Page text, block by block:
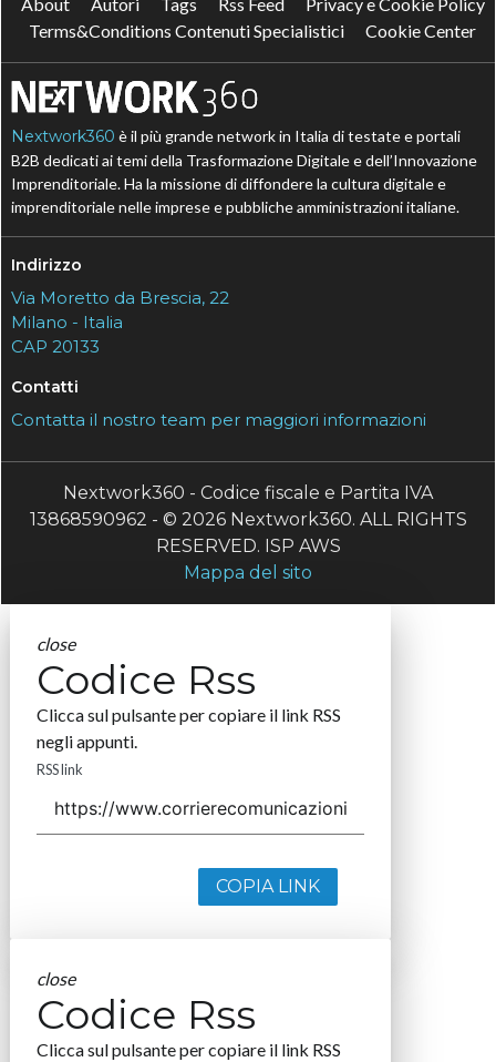
Terms&Conditions Contenuti Specialistici
Cookie Center
Nextwork360 è il più grande network in Italia di testate e portali
B2B dedicati ai temi della Trasformazione Digitale e dell’Innovazione
Imprenditoriale. Ha la missione di diffondere la cultura digitale e
imprenditoriale nelle imprese e pubbliche amministrazioni italiane.
Indirizzo
Via Moretto da Brescia, 22
Milano - Italia
CAP 20133
Contatti
Contatta il nostro team per maggiori informazioni
Nextwork360 - Codice fiscale e Partita IVA
13868590962 - © 2026 Nextwork360. ALL RIGHTS
RESERVED. ISP AWS
Mappa del sito
close
Codice Rss
Clicca sul pulsante per copiare il link RSS
negli appunti.
RSS link
COPIA LINK
close
Codice Rss
Clicca sul pulsante per copiare il link RSS